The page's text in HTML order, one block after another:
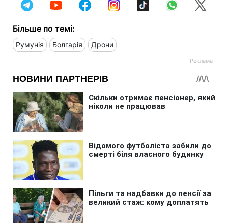
Більше по темі:
Румунія Болгарія Дрони